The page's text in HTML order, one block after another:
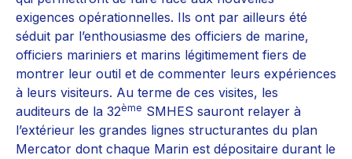
exigences opérationnelles. Ils ont par ailleurs été
séduit par l’enthousiasme des officiers de marine,
officiers mariniers et marins légitimement fiers de
montrer leur outil et de commenter leurs expériences
à leurs visiteurs. Au terme de ces visites, les
auditeurs de la 32ème SMHES sauront relayer à
l’extérieur les grandes lignes structurantes du plan
Mercator dont chaque Marin est dépositaire durant le